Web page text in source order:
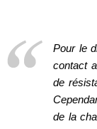
Pour le
contact
de
de la